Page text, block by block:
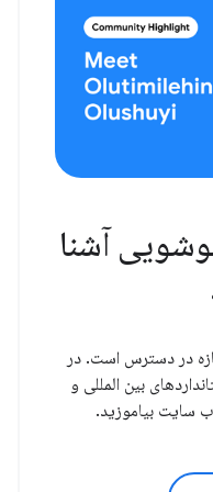
آشنا
در دسترس است. در
بین المللی و
سایت بیاموزید.